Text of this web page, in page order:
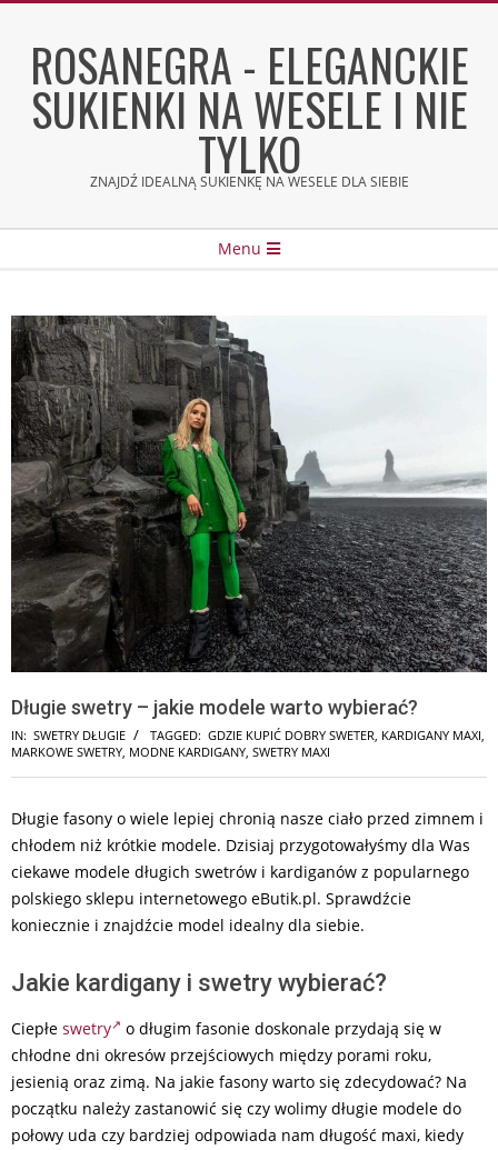
contentROSANEGRA - ELEGANCKIE
SUKIENKI NA WESELE I NIE
TYLKO
ZNAJDŹ IDEALNĄ SUKIENKĘ NA WESELE DLA SIEBIE
Menu
Długie swetry – jakie modele warto wybierać?
IN: SWETRY DŁUGIE TAGGED: GDZIE KUPIĆ DOBRY SWETER, KARDIGANY MAXI,
MARKOWE SWETRY, MODNE KARDIGANY, SWETRY MAXI
Długie fasony o wiele lepiej chronią nasze ciało przed zimnem i
chłodem niż krótkie modele. Dzisiaj przygotowałyśmy dla Was
ciekawe modele długich swetrów i kardiganów z popularnego
polskiego sklepu internetowego eButik.pl. Sprawdźcie
koniecznie i znajdźcie model idealny dla siebie.
Jakie kardigany i swetry wybierać?
Ciepłe swetry
o długim fasonie doskonale przydają się w
chłodne dni okresów przejściowych między porami roku,
jesienią oraz zimą. Na jakie fasony warto się zdecydować? Na
początku należy zastanowić się czy wolimy długie modele do
połowy uda czy bardziej odpowiada nam długość maxi, kiedy